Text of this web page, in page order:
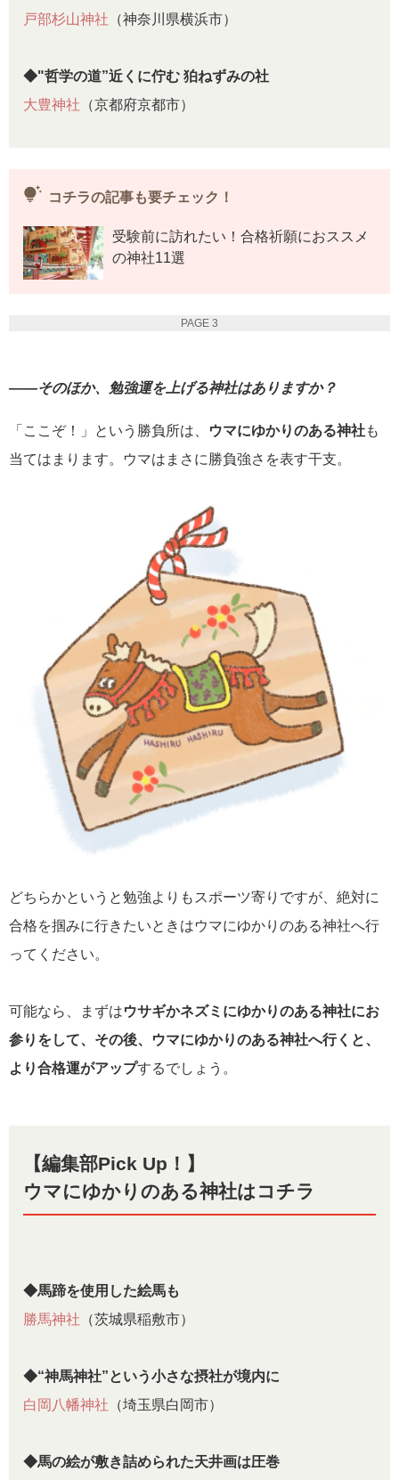
戸部杉山神社 （神奈川県横浜市）
◆"哲学の道”近くに佇む 狛ねずみの社
大豊神社 （京都府京都市）
tips_and_updates コチラの記事も要チェック！
受験前に訪れたい！合格祈願におススメ
の神社11選
PAGE 3
――そのほか、勉強運を上げる神社はありますか？
「ここぞ！」という勝負所は、 ウマにゆかりのある神社も
当てはまります。ウマはまさに勝負強さを表す干支。
どちらかというと勉強よりもスポーツ寄りですが、絶対に
合格を掴みに行きたいときはウマにゆかりのある神社へ行
ってください。
可能なら、まずはウサギかネズミにゆかりのある神社にお
参りをして、その後、ウマにゆかりのある神社へ行くと、
より合格運がアップするでしょう。
【編集部Pick Up！】
ウマにゆかりのある神社はコチラ
◆馬蹄を使用した絵馬も
勝馬神社 （茨城県稲敷市）
◆“神馬神社”という小さな摂社が境内に
白岡八幡神社 （埼玉県白岡市）
◆馬の絵が敷き詰められた天井画は圧巻